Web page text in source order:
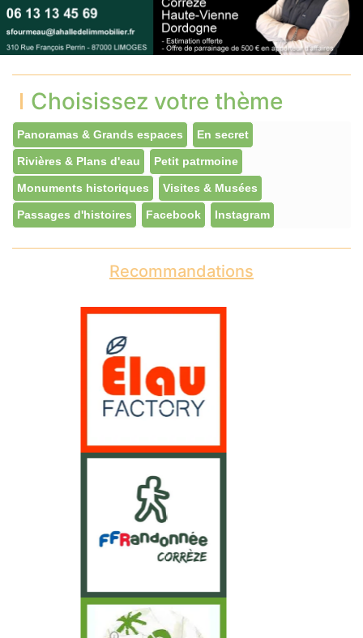
Choisissez votre thème
Panoramas & Grands espaces En secret
Rivières & Plans d'eau Petit patrmoine
Monuments historiques Visites & Musées
Passages d'histoires Facebook Instagram
Recommandations